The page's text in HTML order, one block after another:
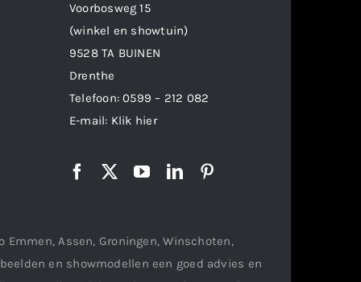
Voorbosweg 15
(winkel en showtuin)
9528 TA BUINEN
Drenthe
Telefoon:0599 – 212 082
E-mail: Klik hier
Assen, Groningen, Winschoten,
en showmodellen een goed advies en